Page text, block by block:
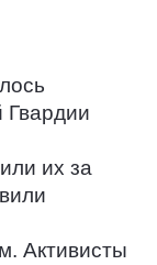
Гвардии
их за
Активисты